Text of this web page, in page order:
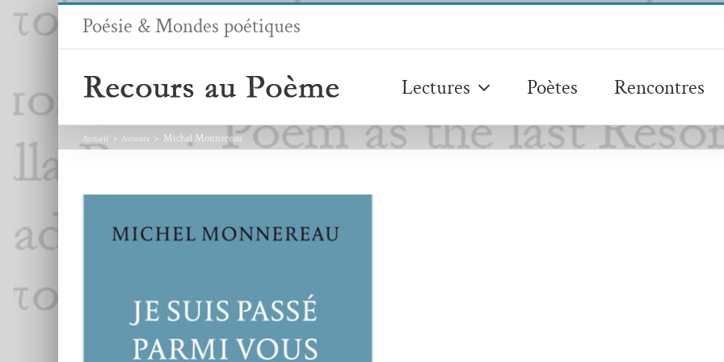
Passer
Poésie & Mondes poétiques
Lectures Poètes Rencontres
Accueil Auteurs Michel Monnereau